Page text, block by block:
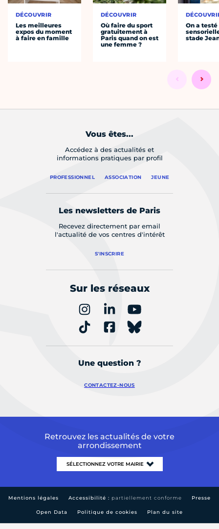
DÉCOUVRIR
Les meilleures
expos du moment
à faire en famille
DÉCOUVRIR
Où faire du sport
gratuitement à
Paris quand on est
une femme ?
On a
stade
Vous êtes...
Accédez à des actualités et
informations pratiques par profil
PROFESSIONNEL ASSOCIATION JEUNE
Les newsletters de Paris
Recevez directement par email
l'actualité de vos centres d'intérêt
S'INSCRIRE
Sur les réseaux
Une question ?
CONTACTEZ-NOUS
Retrouvez les actualités de votre
arrondissement
Mentions légales Accessibilité : partiellement conforme Presse
Open Data Politique de cookies Plan du site